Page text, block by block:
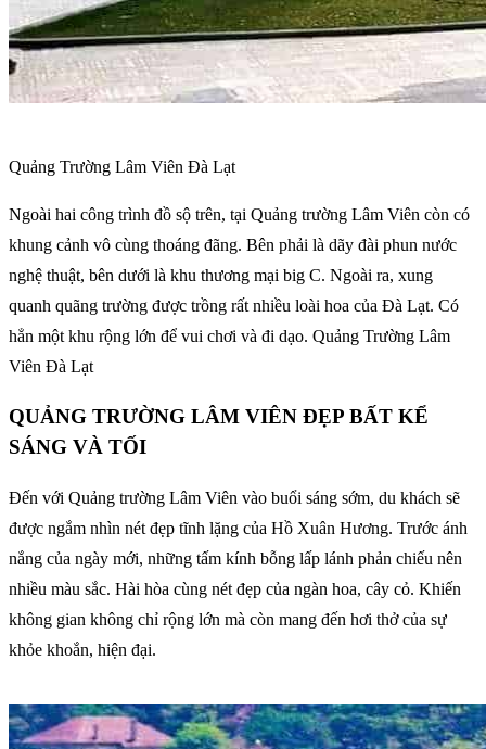
Quảng Trường Lâm Viên Đà Lạt
Ngoài hai công trình đồ sộ trên, tại Quảng trường Lâm Viên còn có
khung cảnh vô cùng thoáng đãng. Bên phải là dãy đài phun nước
nghệ thuật, bên dưới là khu thương mại big C. Ngoài ra, xung
quanh quãng trường được trồng rất nhiều loài hoa của Đà Lạt. Có
hẳn một khu rộng lớn để vui chơi và đi dạo. Quảng Trường Lâm
Viên Đà Lạt
QUẢNG TRƯỜNG LÂM VIÊN ĐẸP BẤT KỂ
SÁNG VÀ TỐI
Đến với Quảng trường Lâm Viên vào buổi sáng sớm, du khách sẽ
được ngắm nhìn nét đẹp tĩnh lặng của Hồ Xuân Hương. Trước ánh
nắng của ngày mới, những tấm kính bỗng lấp lánh phản chiếu nên
nhiều màu sắc. Hài hòa cùng nét đẹp của ngàn hoa, cây cỏ. Khiến
không gian không chỉ rộng lớn mà còn mang đến hơi thở của sự
khỏe khoắn, hiện đại.